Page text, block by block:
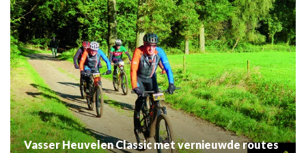
Vasser Heuvelen Classic met vernieuwde routes